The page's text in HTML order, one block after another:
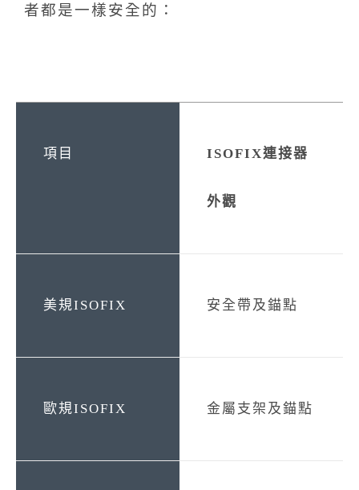
者都是一樣安全的：
ISOFIX連接器
外觀
安全帶及錨點
金屬支架及錨點